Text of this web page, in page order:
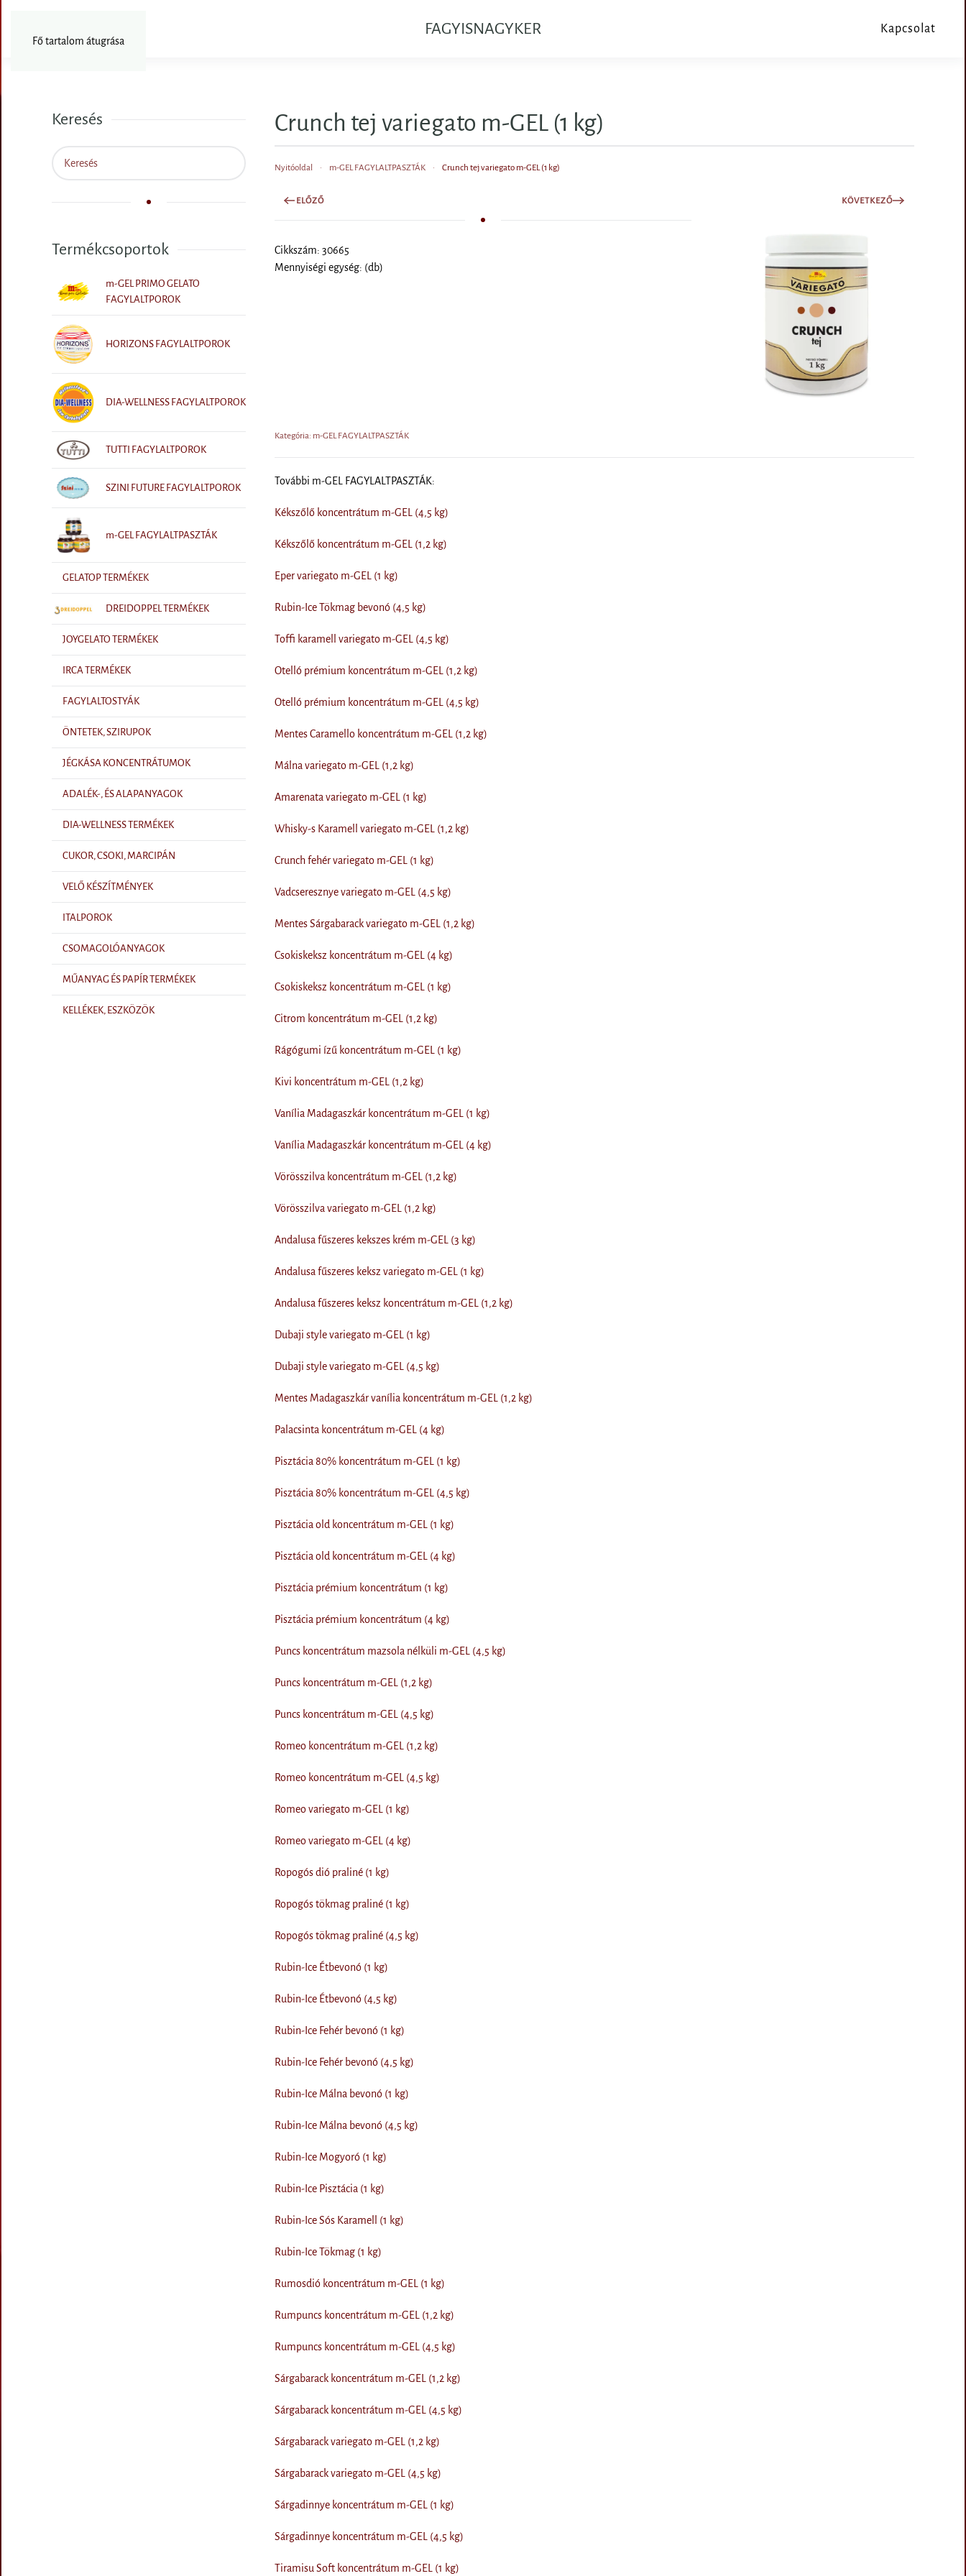
Fő tartalom átugrása
FAGYISNAGYKER Kapcsolat
Crunch tej variegato m-GEL (1 kg)
Nyitóoldal m-GEL FAGYLALTPASZTÁK Crunch tej variegato m-GEL (1 kg)
ELŐZŐ KÖVETKEZŐ
Cikkszám: 30665
Mennyiségi egység: (db)
Kategória: m-GEL FAGYLALTPASZTÁK
További m-GEL FAGYLALTPASZTÁK:
Kékszőlő koncentrátum m-GEL (4,5 kg)
Kékszőlő koncentrátum m-GEL (1,2 kg)
Eper variegato m-GEL (1 kg)
Rubin-Ice Tökmag bevonó (4,5 kg)
Toffi karamell variegato m-GEL (4,5 kg)
Otelló prémium koncentrátum m-GEL (1,2 kg)
Otelló prémium koncentrátum m-GEL (4,5 kg)
Mentes Caramello koncentrátum m-GEL (1,2 kg)
Málna variegato m-GEL (1,2 kg)
Amarenata variegato m-GEL (1 kg)
Whisky-s Karamell variegato m-GEL (1,2 kg)
Crunch fehér variegato m-GEL (1 kg)
Vadcseresznye variegato m-GEL (4,5 kg)
Mentes Sárgabarack variegato m-GEL (1,2 kg)
Csokiskeksz koncentrátum m-GEL (4 kg)
Csokiskeksz koncentrátum m-GEL (1 kg)
Citrom koncentrátum m-GEL (1,2 kg)
Rágógumi ízű koncentrátum m-GEL (1 kg)
Kivi koncentrátum m-GEL (1,2 kg)
Vanília Madagaszkár koncentrátum m-GEL (1 kg)
Vanília Madagaszkár koncentrátum m-GEL (4 kg)
Vörösszilva koncentrátum m-GEL (1,2 kg)
Vörösszilva variegato m-GEL (1,2 kg)
Andalusa fűszeres kekszes krém m-GEL (3 kg)
Andalusa fűszeres keksz variegato m-GEL (1 kg)
Andalusa fűszeres keksz koncentrátum m-GEL (1,2 kg)
Dubaji style variegato m-GEL (1 kg)
Dubaji style variegato m-GEL (4,5 kg)
Mentes Madagaszkár vanília koncentrátum m-GEL (1,2 kg)
Palacsinta koncentrátum m-GEL (4 kg)
Pisztácia 80% koncentrátum m-GEL (1 kg)
Pisztácia 80% koncentrátum m-GEL (4,5 kg)
Pisztácia old koncentrátum m-GEL (1 kg)
Pisztácia old koncentrátum m-GEL (4 kg)
Pisztácia prémium koncentrátum (1 kg)
Pisztácia prémium koncentrátum (4 kg)
Puncs koncentrátum mazsola nélküli m-GEL (4,5 kg)
Puncs koncentrátum m-GEL (1,2 kg)
Puncs koncentrátum m-GEL (4,5 kg)
Romeo koncentrátum m-GEL (1,2 kg)
Romeo koncentrátum m-GEL (4,5 kg)
Romeo variegato m-GEL (1 kg)
Romeo variegato m-GEL (4 kg)
Ropogós dió praliné (1 kg)
Ropogós tökmag praliné (1 kg)
Ropogós tökmag praliné (4,5 kg)
Rubin-Ice Étbevonó (1 kg)
Rubin-Ice Étbevonó (4,5 kg)
Rubin-Ice Fehér bevonó (1 kg)
Rubin-Ice Fehér bevonó (4,5 kg)
Rubin-Ice Málna bevonó (1 kg)
Rubin-Ice Málna bevonó (4,5 kg)
Rubin-Ice Mogyoró (1 kg)
Rubin-Ice Pisztácia (1 kg)
Rubin-Ice Sós Karamell (1 kg)
Rubin-Ice Tökmag (1 kg)
Rumosdió koncentrátum m-GEL (1 kg)
Rumpuncs koncentrátum m-GEL (1,2 kg)
Rumpuncs koncentrátum m-GEL (4,5 kg)
Sárgabarack koncentrátum m-GEL (1,2 kg)
Sárgabarack koncentrátum m-GEL (4,5 kg)
Sárgabarack variegato m-GEL (1,2 kg)
Sárgabarack variegato m-GEL (4,5 kg)
Sárgadinnye koncentrátum m-GEL (1 kg)
Sárgadinnye koncentrátum m-GEL (4,5 kg)
Tiramisu Soft koncentrátum m-GEL (1 kg)
Keresés
Termékcsoportok
m-GEL PRIMO GELATO
FAGYLALTPOROK
HORIZONS FAGYLALTPOROK
DIA-WELLNESS FAGYLALTPOROK
TUTTI FAGYLALTPOROK
SZINI FUTURE FAGYLALTPOROK
m-GEL FAGYLALTPASZTÁK
GELATOP TERMÉKEK
DREIDOPPEL TERMÉKEK
JOYGELATO TERMÉKEK
IRCA TERMÉKEK
FAGYLALTOSTYÁK
ÖNTETEK, SZIRUPOK
JÉGKÁSA KONCENTRÁTUMOK
ADALÉK-, ÉS ALAPANYAGOK
DIA-WELLNESS TERMÉKEK
CUKOR, CSOKI, MARCIPÁN
VELŐ KÉSZÍTMÉNYEK
ITALPOROK
CSOMAGOLÓANYAGOK
MŰANYAG ÉS PAPÍR TERMÉKEK
KELLÉKEK, ESZKÖZÖK